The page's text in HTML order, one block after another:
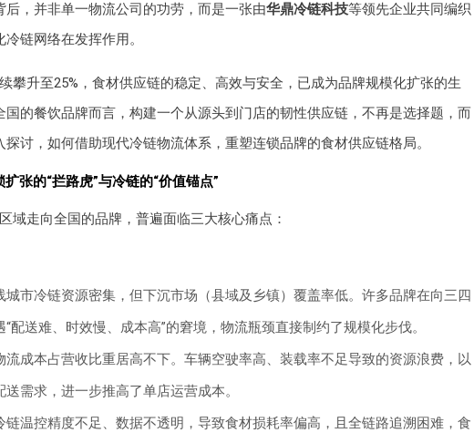
后，并非单一物流公司的功劳，而是一张由华鼎冷链科技等领先企业共同编织
链网络在发挥作用。
攀升至25%，食材供应链的稳定、高效与安全，已成为品牌规模化扩张的生
国的餐饮品牌而言，构建一个从源头到门店的韧性供应链，不再是选择题，而
讨，如何借助现代冷链物流体系，重塑连锁品牌的食材供应链格局。
张的“拦路虎”与冷链的“价值锚点”
域走向全国的品牌，普遍面临三大核心痛点：
城市冷链资源密集，但下沉市场（县域及乡镇）覆盖率低。许多品牌在向三四
配送难、时效慢、成本高”的窘境，物流瓶颈直接制约了规模化步伐。
流成本占营收比重居高不下。车辆空驶率高、装载率不足导致的资源浪费，以
需求，进一步推高了单店运营成本。
链温控精度不足、数据不透明，导致食材损耗率偏高，且全链路追溯困难，食